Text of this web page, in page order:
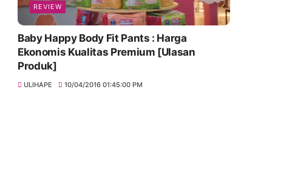
REVIEW
Baby Happy Body Fit Pants : Harga
Ekonomis Kualitas Premium [Ulasan
Produk]
ULIHAPE 10/04/2016 01:45:00 PM